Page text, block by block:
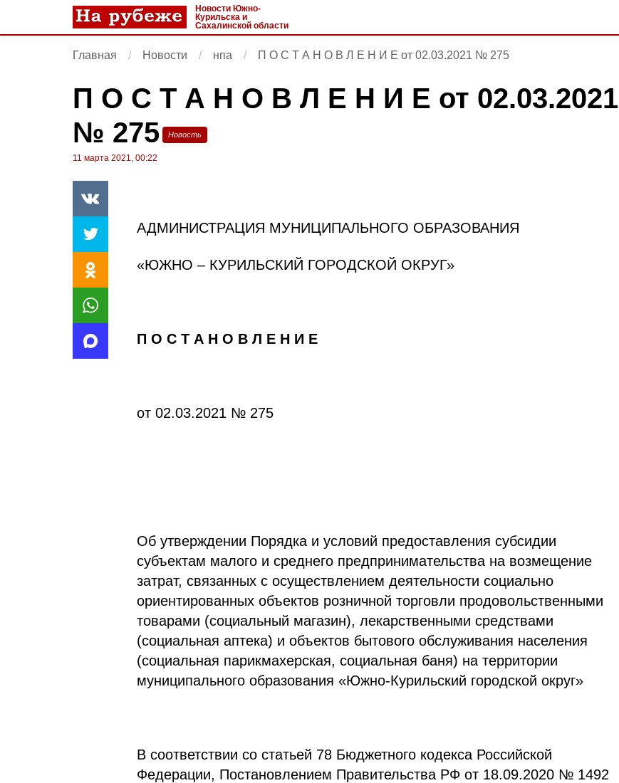
Новости Южно-
Курильска и
Сахалинской области
Главная Новости нпа П О С Т А Н О В Л Е Н И Е от 02.03.2021 № 275
П О С Т А Н О В Л Е Н И Е от 02.03.2021
№ 275
Новость
11 марта 2021, 00:22
АДМИНИСТРАЦИЯ МУНИЦИПАЛЬНОГО ОБРАЗОВАНИЯ
«ЮЖНО – КУРИЛЬСКИЙ ГОРОДСКОЙ ОКРУГ»
П О С Т А Н О В Л Е Н И Е
от 02.03.2021 № 275
Об утверждении Порядка и условий предоставления субсидии
субъектам малого и среднего предпринимательства на возмещение
затрат, связанных с осуществлением деятельности социально
ориентированных объектов розничной торговли продовольственными
товарами (социальный магазин), лекарственными средствами
(социальная аптека) и объектов бытового обслуживания населения
(социальная парикмахерская, социальная баня) на территории
муниципального образования «Южно-Курильский городской округ»
В соответствии со статьей 78 Бюджетного кодекса Российской
Федерации, Постановлением Правительства РФ от 18.09.2020 № 1492